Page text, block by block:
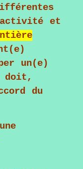
et
un(e)
doit,
du